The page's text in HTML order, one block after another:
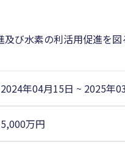
び水素の利活用促進を
2024年04月15日 ~ 2025年
5,000万円